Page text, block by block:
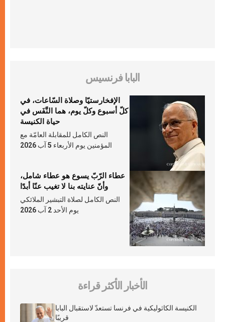
البابا فرنسيس
الإفخارستيّا وصلاة السّاعات، في
كلّ أسبوع وكلّ يوم، هما النَّفَس في
حياة الكنيسة
النص الكامل للمقابلة العامّة مع
المؤمنين يوم الأربعاء 5 آب 2026
عطاء الرّبّ يسوع هو عطاء شامل،
وأنّ عنايته بنا لا تغيب عنّا أبدًا
النص الكامل لصلاة التبشير الملائكي
يوم الأحد 2 آب 2026
الأخبار الأكثر قراءة
الكنيسة الكاثوليكية في فرنسا تستعدّ لاستقبال البابا
قريبًا